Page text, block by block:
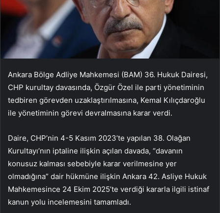
Ankara Bölge Adliye Mahkemesi (BAM) 36. Hukuk Dairesi,
CHP kurultay davasında, Özgür Özel ile parti yönetiminin
tedbiren görevden uzaklaştırılmasına, Kemal Kılıçdaroğlu
ile yönetiminin görevi devralmasına karar verdi.
Daire, CHP’nin 4-5 Kasım 2023’te yapılan 38. Olağan
Kurultayı’nın iptaline ilişkin açılan davada, “davanın
konusuz kalması sebebiyle karar verilmesine yer
olmadığına” dair hükmüne ilişkin Ankara 42. Asliye Hukuk
Mahkemesince 24 Ekim 2025’te verdiği kararla ilgili istinaf
kanun yolu incelemesini tamamladı.